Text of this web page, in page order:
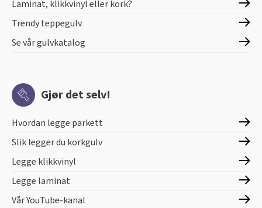
Laminat, klikkvinyl eller kork?
Trendy teppegulv
Se vår gulvkatalog
Gjør det selv!
Hvordan legge parkett
Slik legger du korkgulv
Legge klikkvinyl
Legge laminat
Vår YouTube-kanal